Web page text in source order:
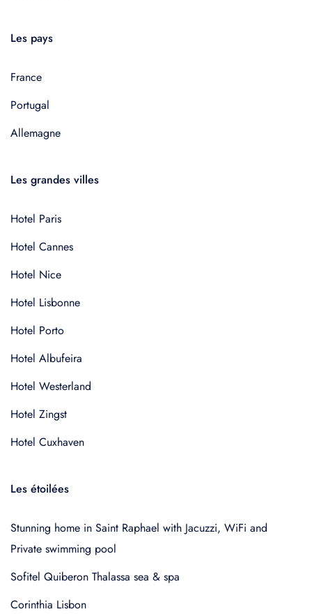
Les pays
France
Portugal
Allemagne
Les grandes villes
Hotel Paris
Hotel Cannes
Hotel Nice
Hotel Lisbonne
Hotel Porto
Hotel Albufeira
Hotel Westerland
Hotel Zingst
Hotel Cuxhaven
Les étoilées
Stunning home in Saint Raphael with Jacuzzi, WiFi and
Private swimming pool
Sofitel Quiberon Thalassa sea & spa
Corinthia Lisbon